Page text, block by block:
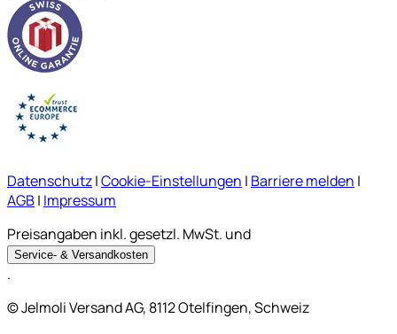
Datenschutz|Cookie-Einstellungen | Barriere melden |
AGB| Impressum
Preisangaben inkl. gesetzl. MwSt. und
Service- & Versandkosten
.
© Jelmoli Versand AG, 8112 Otelfingen, Schweiz